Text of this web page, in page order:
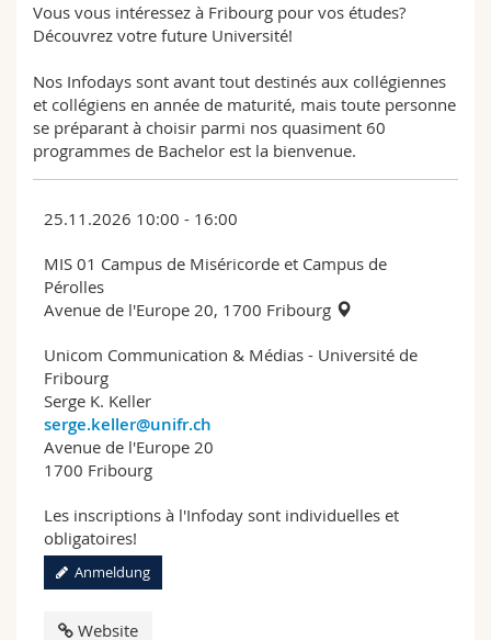
Vous vous intéressez à Fribourg pour vos études?
Découvrez votre future Université!
Nos Infodays sont avant tout destinés aux collégiennes
et collégiens en année de maturité, mais toute personne
se préparant à choisir parmi nos quasiment 60
programmes de Bachelor est la bienvenue.
25.11.2026 10:00 - 16:00
MIS 01 Campus de Miséricorde et Campus de
Pérolles
Avenue de l'Europe 20, 1700 Fribourg
Unicom Communication & Médias - Université de
Fribourg
Serge K. Keller
serge.keller@unifr.ch
Avenue de l'Europe 20
1700 Fribourg
Les inscriptions à l'Infoday sont individuelles et
obligatoires!
Anmeldung
Website